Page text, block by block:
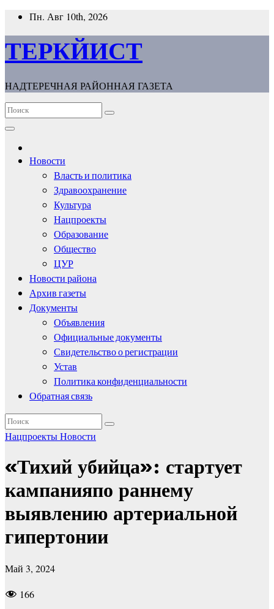
Перейти
содержимому
Пн. Авг 10th, 2026
ТЕРКЙИСТ
НАДТЕРЕЧНАЯ РАЙОННАЯ ГАЗЕТА
Новости
Власть и политика
Здравоохранение
Культура
Нацпроекты
Образование
Общество
ЦУР
Новости района
Архив газеты
Документы
Объявления
Официальные документы
Свидетельство о регистрации
Устав
Политика конфиденциальности
Обратная связь
НацпроектыНовости
«Тихий убийца»: стартует
кампанияпо раннему
выявлению артериальной
гипертонии
Май 3, 2024
166